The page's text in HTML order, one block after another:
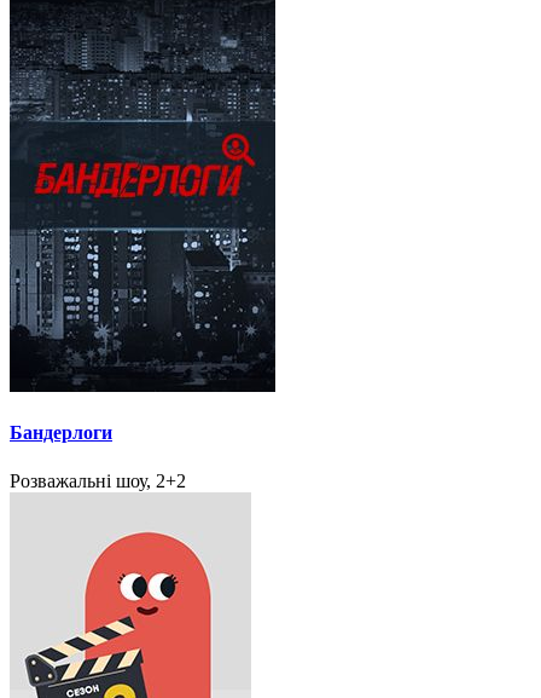
Бандерлоги
Розважальні шоу, 2+2